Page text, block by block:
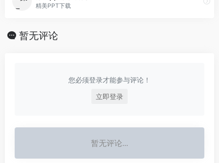
精美PPT下载
暂无评论
您必须登录才能参与评论！
立即登录
暂无评论...